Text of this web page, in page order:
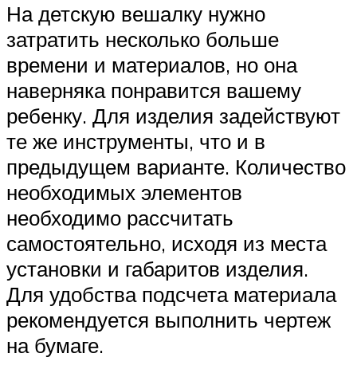
На детскую вешалку нужно
затратить несколько больше
времени и материалов, но она
наверняка понравится вашему
ребенку. Для изделия задействуют
те же инструменты, что и в
предыдущем варианте. Количество
необходимых элементов
необходимо рассчитать
самостоятельно, исходя из места
установки и габаритов изделия.
Для удобства подсчета материала
рекомендуется выполнить чертеж
на бумаге.